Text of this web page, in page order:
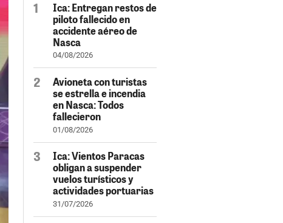
Ica: Entregan restos de
piloto fallecido en
accidente aéreo de
Nasca
04/08/2026
Avioneta con turistas
se estrella e incendia
en Nasca: Todos
fallecieron
01/08/2026
Ica: Vientos Paracas
obligan a suspender
vuelos turísticos y
actividades portuarias
31/07/2026